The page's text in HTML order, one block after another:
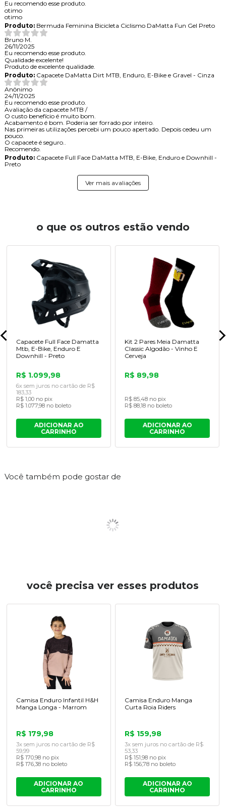
Eu recomendo esse produto.
otimo
otimo
Produto:Bermuda Feminina Bicicleta Ciclismo DaMatta Fun Gel Preto
Bruno M.
26/11/2025
Eu recomendo esse produto.
Qualidade excelente!
Produto de excelente qualidade.
Produto:Capacete DaMatta Dirt MTB, Enduro, E-Bike e Gravel - Cinza
Anônimo
24/11/2025
Eu recomendo esse produto.
Avaliação da capacete MTB /
O custo benefício é muito bom.
Acabamento é bom. Poderia ser forrado por inteiro.
Nas primeiras utilizações percebi um pouco apertado. Depois cedeu um
pouco.
O capacete é seguro..
Recomendo.
Produto:Capacete Full Face DaMatta MTB, E-Bike, Enduro e Downhill -
Preto
Ver mais avaliações
o que os outros estão vendo
Capacete Full Face Damatta
Mtb, E-Bike, Enduro E
Downhill - Preto
R$ 1.099,98
6x sem juros no cartão de R$
183,33
R$ 1,00 no pix
R$ 1.077,98 no boleto
ADICIONAR AO
CARRINHO
Kit 2 Pares Meia Damatta
Classic Algodão - Vinho E
Cerveja
R$ 89,98
R$ 85,48 no pix
R$ 88,18 no boleto
ADICIONAR AO
CARRINHO
Você também pode gostar de
você precisa ver esses produtos
Camisa Enduro Infantil H&H
Manga Longa - Marrom
R$ 179,98
3x sem juros no cartão de R$
59,99
R$ 170,98 no pix
R$ 176,38 no boleto
ADICIONAR AO
CARRINHO
Camisa Enduro Manga
Curta Roia Riders
R$ 159,98
3x sem juros no cartão de R$
53,33
R$ 151,98 no pix
R$ 156,78 no boleto
ADICIONAR AO
CARRINHO